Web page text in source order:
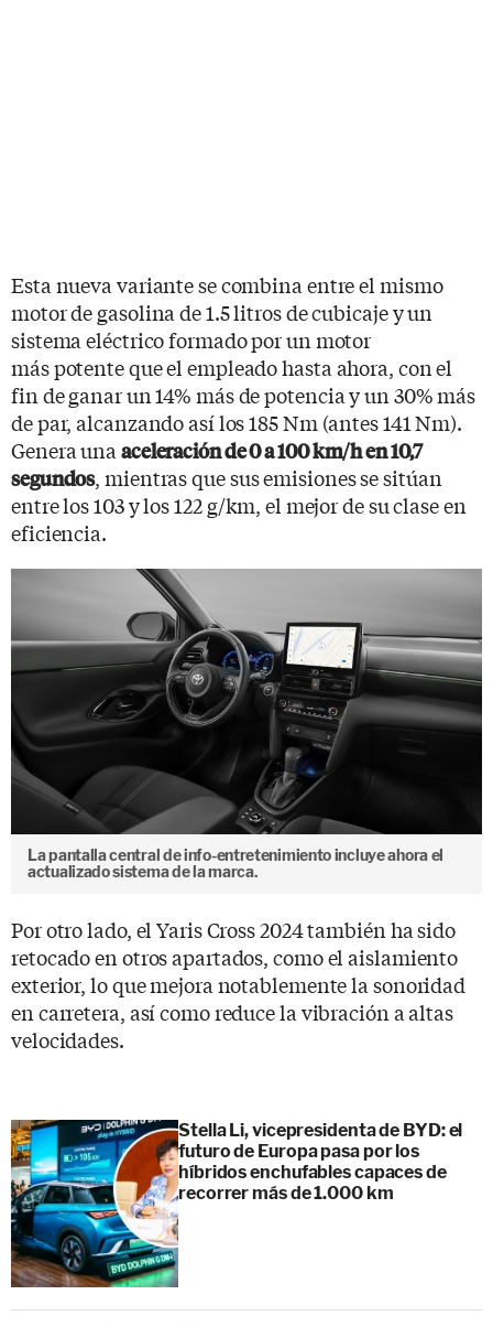
Esta nueva variante se combina entre el mismo
motor de gasolina de 1.5 litros de cubicaje y un
sistema eléctrico formado por un motor
más potente que el empleado hasta ahora, con el
fin de ganar un 14% más de potencia y un 30% más
de par, alcanzando así los 185 Nm (antes 141 Nm).
Genera una aceleración de 0 a 100 km/h en 10,7
segundos, mientras que sus emisiones se sitúan
entre los 103 y los 122 g/km, el mejor de su clase en
eficiencia.
La pantalla central de info-entretenimiento incluye ahora el
actualizado sistema de la marca.
Por otro lado, el Yaris Cross 2024 también ha sido
retocado en otros apartados, como el aislamiento
exterior, lo que mejora notablemente la sonoridad
en carretera, así como reduce la vibración a altas
velocidades.
Stella Li, vicepresidenta de BYD: el
futuro de Europa pasa por los
híbridos enchufables capaces de
recorrer más de 1.000 km